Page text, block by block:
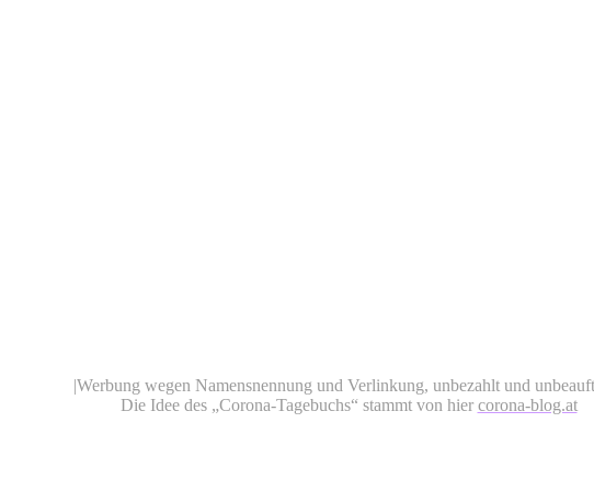
|Werbung wegen Namensnennung und Verlinkung, unbezahlt und
Die Idee des „Corona-Tagebuchs“ stammt von hier corona-blog.at